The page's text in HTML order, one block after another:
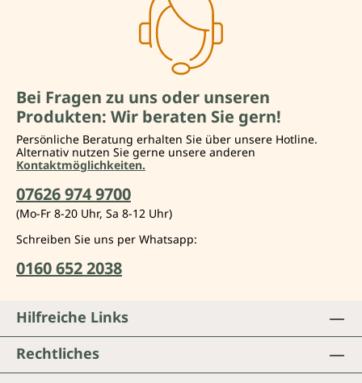
Bei Fragen zu uns oder unseren
Produkten: Wir beraten Sie gern!
Persönliche Beratung erhalten Sie über unsere Hotline.
Alternativ nutzen Sie gerne unsere anderen
Kontaktmöglichkeiten.
07626 974 9700
(Mo-Fr 8-20 Uhr, Sa 8-12 Uhr)
Schreiben Sie uns per Whatsapp:
0160 652 2038
Hilfreiche Links
Rechtliches